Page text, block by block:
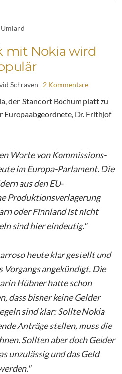
Umland
mit Nokia wird
Schraven 2 Kommentare
den Standort Bochum platt zu
Europaabgeordnete, Dr. Frithjof
Worte von Kommissions-
im Europa-Parlament. Die
aus den EU-
Produktionsverlagerung
oder Finnland ist nicht
sind hier eindeutig."
heute klar gestellt und
Vorgangs angekündigt. Die
Hübner hatte schon
dass bisher keine Gelder
sind klar: Sollte Nokia
Anträge stellen, muss die
Sollten aber doch Gelder
unzulässig und das Geld